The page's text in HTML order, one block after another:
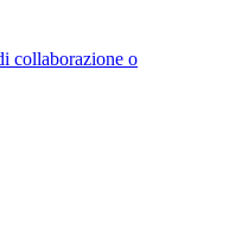
collaborazione o